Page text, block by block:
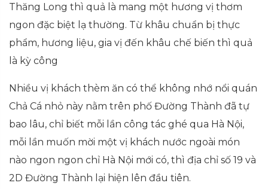
Thăng Long thì quả là mang một hương vị thơm
ngon đặc biệt lạ thường. Từ khâu chuẩn bị thực
phẩm, hương liệu, gia vị đến khâu chế biến thì quả
là kỳ công
Nhiều vị khách thèm ăn có thể không nhớ nổi quán
Chả Cá nhỏ này nằm trên phố Đường Thành đã tự
bao lâu, chỉ biết mỗi lần công tác ghé qua Hà Nội,
mỗi lần muốn mời một vị khách nước ngoài món
nào ngon ngon chỉ Hà Nội mới có, thì địa chỉ số 19 và
2D Đường Thành lại hiện lên đầu tiên.